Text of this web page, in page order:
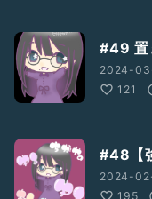
#49 置
2024-
121
#48【
2024-
195